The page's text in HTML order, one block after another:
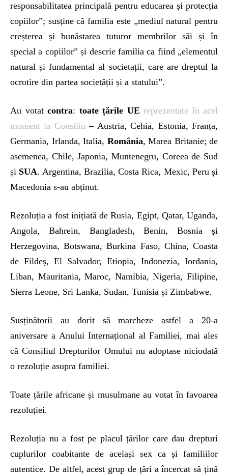
responsabilitatea principală pentru educarea și protecția
copiilor”; susține că familia este „mediul natural pentru
creșterea și bunăstarea tuturor membrilor săi și în
special a copiilor” și descrie familia ca fiind „elementul
natural și fundamental al societații, care are dreptul la
ocrotire din partea societății și a statului”.
Au votat contra: toate țările UE reprezentate în acel
moment la Consiliu – Austria, Cehia, Estonia, Franța,
Germania, Irlanda, Italia, România, Marea Britanie; de
asemenea, Chile, Japonia, Muntenegru, Coreea de Sud
și SUA. Argentina, Brazilia, Costa Rica, Mexic, Peru și
Macedonia s-au abținut.
Rezoluția a fost inițiată de Rusia, Egipt, Qatar, Uganda,
Angola, Bahrein, Bangladesh, Benin, Bosnia și
Herzegovina, Botswana, Burkina Faso, China, Coasta
de Fildeș, El Salvador, Etiopia, Indonezia, Iordania,
Liban, Mauritania, Maroc, Namibia, Nigeria, Filipine,
Sierra Leone, Sri Lanka, Sudan, Tunisia și Zimbabwe.
Susținătorii au dorit să marcheze astfel a 20-a
aniversare a Anului Internațional al Familiei, mai ales
că Consiliul Drepturilor Omului nu adoptase niciodată
o rezoluție asupra familiei.
Toate țările africane și musulmane au votat în favoarea
rezoluției.
Rezoluția nu a fost pe placul țărilor care dau drepturi
cuplurilor coabitante de același sex ca și familiilor
autentice. De altfel, acest grup de țări a încercat să țină